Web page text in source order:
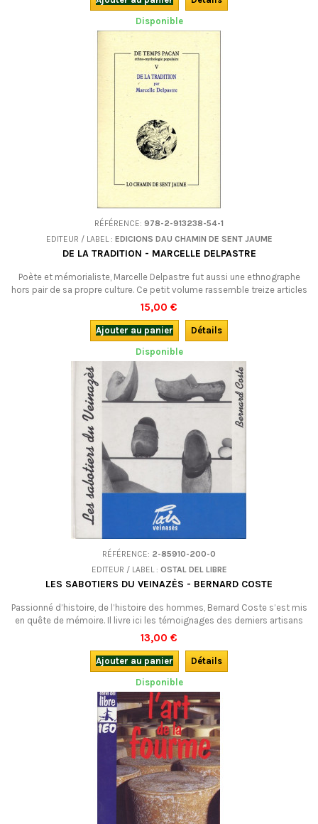
Disponible
RÉFÉRENCE: 978-2-913238-54-1
EDITEUR / LABEL : EDICIONS DAU CHAMIN DE SENT JAUME
DE LA TRADITION - MARCELLE DELPASTRE
Poète et mémorialiste, Marcelle Delpastre fut aussi une ethnographe
hors pair de sa propre culture. Ce petit volume rassemble treize articles
sur la tradition populaire en Limousin. A ne pas manquer : "Les deux
truites du Mont Gargan" et "La 'rocana" (l'arc-en-ciel), par exemple. En
français.
15,00 €
Ajouter au panier
Détails
Disponible
RÉFÉRENCE: 2-85910-200-0
EDITEUR / LABEL : OSTAL DEL LIBRE
LES SABOTIERS DU VEINAZÈS - BERNARD COSTE
Passionné d’histoire, de l’histoire des hommes, Bernard Coste s’est mis
en quête de mémoire. Il livre ici les témoignages des derniers artisans
sabotiers et c’est le pays occitan du Veinazès qu’il raconte...
13,00 €
Ajouter au panier
Détails
Disponible